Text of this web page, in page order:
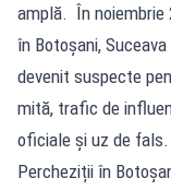
amplă. În noiembrie
în Botoșani,
devenit suspecte
mită, trafic de
oficiale și uz de fals.
Percheziții în